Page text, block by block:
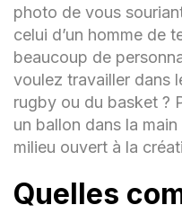
photo de vous
celui d’un homme de
beaucoup de
voulez travailler dans
rugby ou du basket ?
un ballon dans la main
milieu ouvert à la
Quelles